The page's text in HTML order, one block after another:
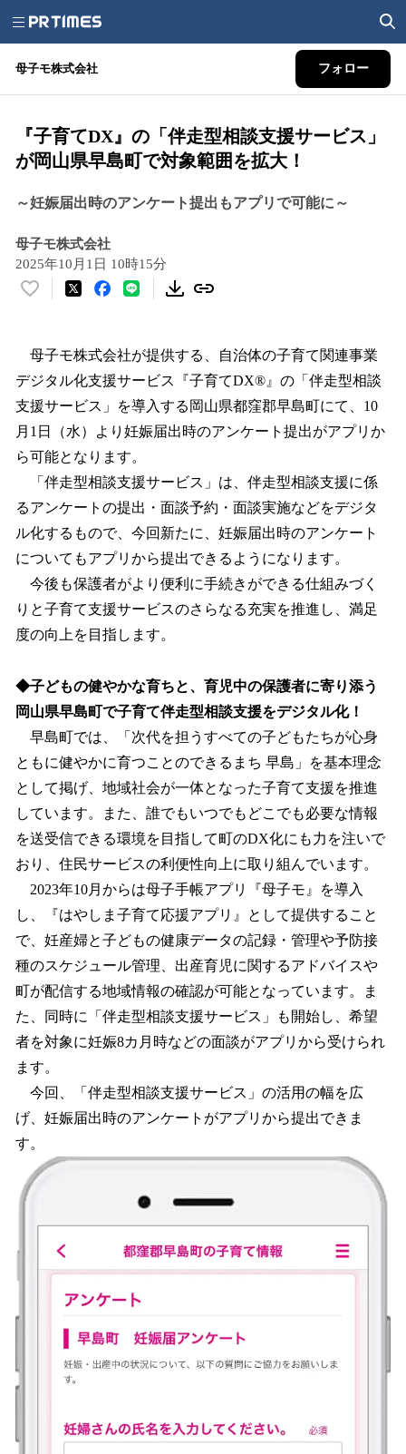
母子モ株式会社 フォロー
『子育てDX』の「伴走型相談支援サービス」
が岡山県早島町で対象範囲を拡大！
～妊娠届出時のアンケート提出もアプリで可能に～
母子モ株式会社
2025年10月1日 10時15分
い
！
数
を
読
み
込
み
中
で
す
母子モ株式会社が提供する、自治体の子育て関連事業
デジタル化支援サービス『子育てDX®』の「伴走型相談
支援サービス」を導入する岡山県都窪郡早島町にて、10
月1日（水）より妊娠届出時のアンケート提出がアプリか
ら可能となります。
「伴走型相談支援サービス」は、伴走型相談支援に係
るアンケートの提出・面談予約・面談実施などをデジタ
ル化するもので、今回新たに、妊娠届出時のアンケート
についてもアプリから提出できるようになります。
今後も保護者がより便利に手続きができる仕組みづく
りと子育て支援サービスのさらなる充実を推進し、満足
度の向上を目指します。
◆子どもの健やかな育ちと、育児中の保護者に寄り添う
岡山県早島町で子育て伴走型相談支援をデジタル化！
早島町では、「次代を担うすべての子どもたちが心身
ともに健やかに育つことのできるまち 早島」を基本理念
として掲げ、地域社会が一体となった子育て支援を推進
しています。また、誰でもいつでもどこでも必要な情報
を送受信できる環境を目指して町のDX化にも力を注いで
おり、住民サービスの利便性向上に取り組んでいます。
2023年10月からは母子手帳アプリ『母子モ』を導入
し、『はやしま子育て応援アプリ』として提供すること
で、妊産婦と子どもの健康データの記録・管理や予防接
種のスケジュール管理、出産育児に関するアドバイスや
町が配信する地域情報の確認が可能となっています。ま
た、同時に「伴走型相談支援サービス」も開始し、希望
者を対象に妊娠8カ月時などの面談がアプリから受けられ
ます。
今回、「伴走型相談支援サービス」の活用の幅を広
げ、妊娠届出時のアンケートがアプリから提出できま
す。